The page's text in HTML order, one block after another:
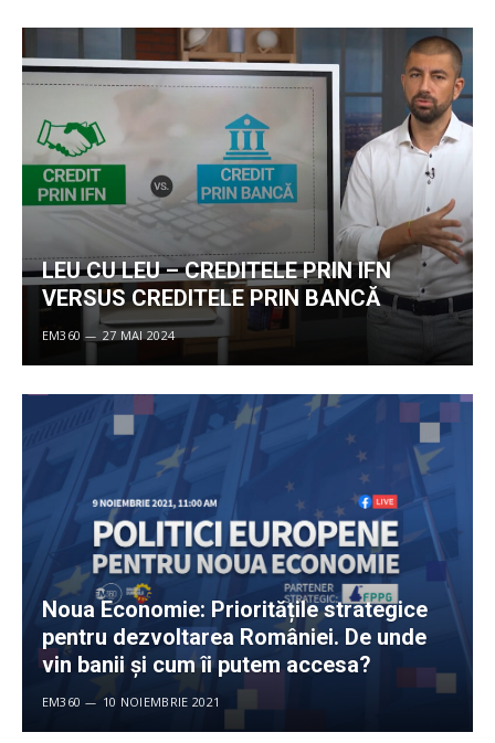
LEU CU LEU – CREDITELE PRIN IFN
VERSUS CREDITELE PRIN BANCĂ
EM360 27 MAI 2024
Noua Economie: Prioritățile strategice
pentru dezvoltarea României. De unde
vin banii și cum îi putem accesa?
EM360 10 NOIEMBRIE 2021